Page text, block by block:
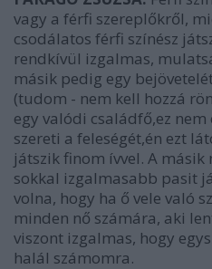
vagy a férfi szereplőkről,
csodálatos férfi színész
rendkívül izgalmas,
másik pedig egy
(tudom - nem kell hozzá
egy valódi családfő,ez nem
szereti a feleségét,én ezt
játszik finom ívvel. A másik
sokkal izgalmasabb pasit
volna, hogy ha ő vele való
minden nő számára, aki
viszont izgalmas, hogy
halál számomra.